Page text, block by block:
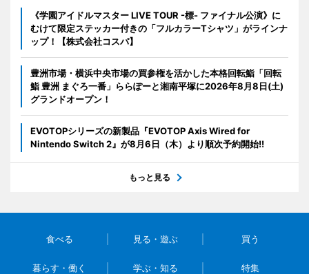
《学園アイドルマスター LIVE TOUR -標- ファイナル公演》に
むけて限定ステッカー付きの「フルカラーTシャツ」がラインナ
ップ！【株式会社コスパ】
豊洲市場・横浜中央市場の買参権を活かした本格回転鮨「回転
鮨 豊洲 まぐろ一番」ららぽーと湘南平塚に2026年8月8日(土)
グランドオープン！
EVOTOPシリーズの新製品『EVOTOP Axis Wired for
Nintendo Switch 2』が8月6日（木）より順次予約開始!!
もっと見る
食べる 見る・遊ぶ 買う
暮らす・働く 学ぶ・知る 特集